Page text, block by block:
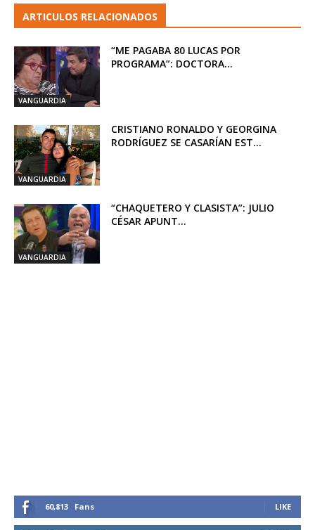
ARTICULOS RELACIONADOS
VANGUARDIA
“ME PAGABA 80 LUCAS POR
PROGRAMA”: DOCTORA...
VANGUARDIA
CRISTIANO RONALDO Y GEORGINA
RODRÍGUEZ SE CASARÍAN EST...
VANGUARDIA
“CHAQUETERO Y CLASISTA”: JULIO
CÉSAR APUNT...
60,813 Fans LIKE